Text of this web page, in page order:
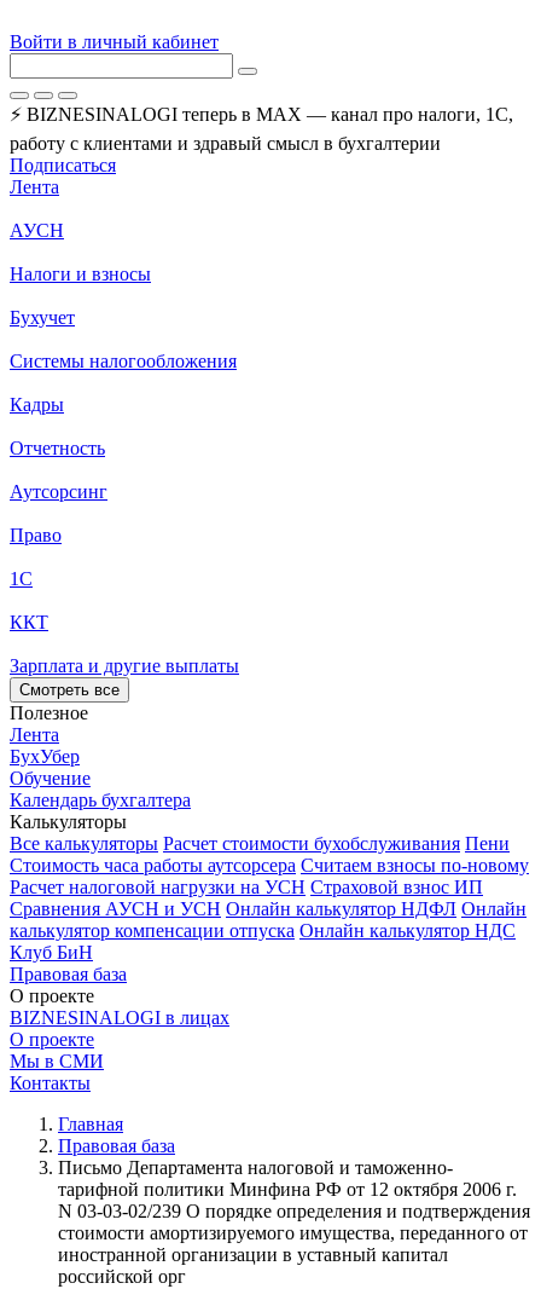
Войти в личный кабинет
⚡ BIZNESINALOGI теперь в MAX — канал про налоги, 1С,
работу с клиентами и здравый смысл в бухгалтерии
Подписаться
Лента
АУСН
Налоги и взносы
Бухучет
Системы налогообложения
Кадры
Отчетность
Аутсорсинг
Право
1С
ККТ
Зарплата и другие выплаты
Смотреть все
Полезное
Лента
БухУбер
Обучение
Календарь бухгалтера
Калькуляторы
Все калькуляторы Расчет стоимости бухобслуживания Пени
Стоимость часа работы аутсорсера Считаем взносы по-новому
Расчет налоговой нагрузки на УСН Страховой взнос ИП
Сравнения АУСН и УСН Онлайн калькулятор НДФЛ Онлайн
калькулятор компенсации отпуска Онлайн калькулятор НДС
Клуб БиН
Правовая база
О проекте
BIZNESINALOGI в лицах
О проекте
Мы в СМИ
Контакты
Главная
Правовая база
Письмо Департамента налоговой и таможенно-
тарифной политики Минфина РФ от 12 октября 2006 г.
N 03-03-02/239 О порядке определения и подтверждения
стоимости амортизируемого имущества, переданного от
иностранной организации в уставный капитал
российской орг